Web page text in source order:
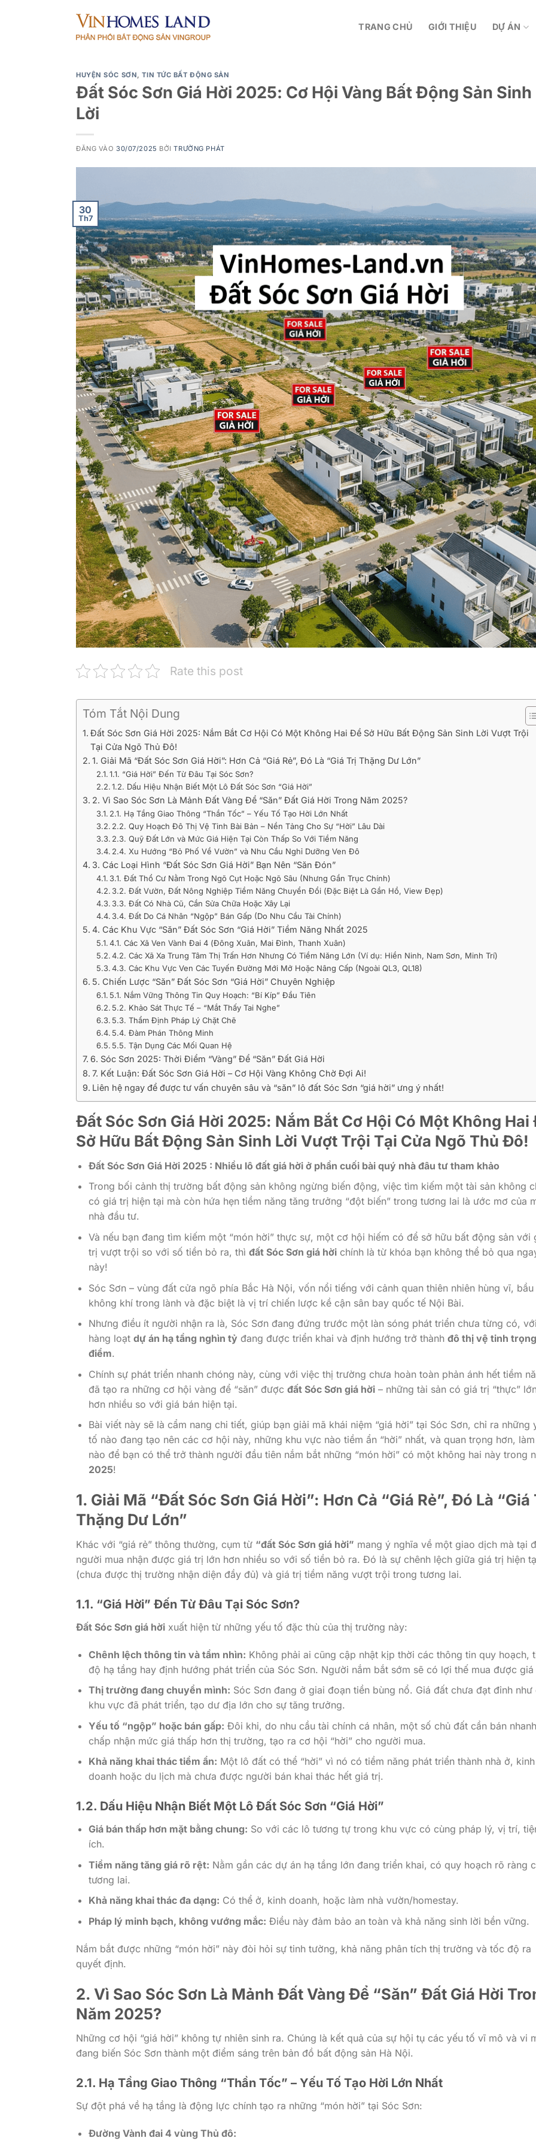
TRANG CHỦ GIỚI THIỆU DỰ ÁN
HUYỆN SÓC SƠN,TIN TỨC BẤT ĐỘNG SẢN
Đất Sóc Sơn Giá Hời 2025: Cơ Hội Vàng Bất Động Sản Sinh
Lời
ĐĂNG VÀO30/07/2025 BỞITRƯỜNG PHÁT
30
Th7
Rate this post
Tóm Tắt Nội Dung
Đất Sóc Sơn Giá Hời 2025: Nắm Bắt Cơ Hội Có Một Không Hai Để Sở Hữu Bất Động Sản Sinh Lời Vượt Trội
Tại Cửa Ngõ Thủ Đô!
1. Giải Mã “Đất Sóc Sơn Giá Hời”: Hơn Cả “Giá Rẻ”, Đó Là “Giá Trị Thặng Dư Lớn”
1.1. “Giá Hời” Đến Từ Đâu Tại Sóc Sơn?
1.2. Dấu Hiệu Nhận Biết Một Lô Đất Sóc Sơn “Giá Hời”
2. Vì Sao Sóc Sơn Là Mảnh Đất Vàng Để “Săn” Đất Giá Hời Trong Năm 2025?
2.1. Hạ Tầng Giao Thông “Thần Tốc” – Yếu Tố Tạo Hời Lớn Nhất
2.2. Quy Hoạch Đô Thị Vệ Tinh Bài Bản – Nền Tảng Cho Sự “Hời” Lâu Dài
2.3. Quỹ Đất Lớn và Mức Giá Hiện Tại Còn Thấp So Với Tiềm Năng
2.4. Xu Hướng “Bỏ Phố Về Vườn” và Nhu Cầu Nghỉ Dưỡng Ven Đô
3. Các Loại Hình “Đất Sóc Sơn Giá Hời” Bạn Nên “Săn Đón”
3.1. Đất Thổ Cư Nằm Trong Ngõ Cụt Hoặc Ngõ Sâu (Nhưng Gần Trục Chính)
3.2. Đất Vườn, Đất Nông Nghiệp Tiềm Năng Chuyển Đổi (Đặc Biệt Là Gần Hồ, View Đẹp)
3.3. Đất Có Nhà Cũ, Cần Sửa Chữa Hoặc Xây Lại
3.4. Đất Do Cá Nhân “Ngộp” Bán Gấp (Do Nhu Cầu Tài Chính)
4. Các Khu Vực “Săn” Đất Sóc Sơn “Giá Hời” Tiềm Năng Nhất 2025
4.1. Các Xã Ven Vành Đai 4 (Đông Xuân, Mai Đình, Thanh Xuân)
4.2. Các Xã Xa Trung Tâm Thị Trấn Hơn Nhưng Có Tiềm Năng Lớn (Ví dụ: Hiền Ninh, Nam Sơn, Minh Trí)
4.3. Các Khu Vực Ven Các Tuyến Đường Mới Mở Hoặc Nâng Cấp (Ngoài QL3, QL18)
5. Chiến Lược “Săn” Đất Sóc Sơn “Giá Hời” Chuyên Nghiệp
5.1. Nắm Vững Thông Tin Quy Hoạch: “Bí Kíp” Đầu Tiên
5.2. Khảo Sát Thực Tế – “Mắt Thấy Tai Nghe”
5.3. Thẩm Định Pháp Lý Chặt Chẽ
5.4. Đàm Phán Thông Minh
5.5. Tận Dụng Các Mối Quan Hệ
6. Sóc Sơn 2025: Thời Điểm “Vàng” Để “Săn” Đất Giá Hời
7. Kết Luận: Đất Sóc Sơn Giá Hời – Cơ Hội Vàng Không Chờ Đợi Ai!
Liên hệ ngay để được tư vấn chuyên sâu và “săn” lô đất Sóc Sơn “giá hời” ưng ý nhất!
Đất Sóc Sơn Giá Hời 2025: Nắm Bắt Cơ Hội Có Một Không Hai
Sở Hữu Bất Động Sản Sinh Lời Vượt Trội Tại Cửa Ngõ Thủ Đô!
Đất Sóc Sơn Giá Hời 2025 : Nhiều lô đất giá hời ở phần cuối bài quý nhà đâu tư tham khảo
Trong bối cảnh thị trường bất động sản không ngừng biến động, việc tìm kiếm một tài sản không
có giá trị hiện tại mà còn hứa hẹn tiềm năng tăng trưởng “đột biến” trong tương lai là ước mơ của
nhà đầu tư.
Và nếu bạn đang tìm kiếm một “món hời” thực sự, một cơ hội hiếm có để sở hữu bất động sản với
trị vượt trội so với số tiền bỏ ra, thì đất Sóc Sơn giá hờichính là từ khóa bạn không thể bỏ qua
này!
Sóc Sơn – vùng đất cửa ngõ phía Bắc Hà Nội, vốn nổi tiếng với cảnh quan thiên nhiên hùng vĩ, bầu
không khí trong lành và đặc biệt là vị trí chiến lược kề cận sân bay quốc tế Nội Bài.
Nhưng điều ít người nhận ra là, Sóc Sơn đang đứng trước một làn sóng phát triển chưa từng có, với
hàng loạt dự án hạ tầng nghìn tỷđang được triển khai và định hướng trở thành đô thị vệ tinh trọng
điểm.
Chính sự phát triển nhanh chóng này, cùng với việc thị trường chưa hoàn toàn phản ánh hết tiềm
đã tạo ra những cơ hội vàng để “săn” được đất Sóc Sơn giá hời– những tài sản có giá trị “thực”
hơn nhiều so với giá bán hiện tại.
Bài viết này sẽ là cẩm nang chi tiết, giúp bạn giải mã khái niệm “giá hời” tại Sóc Sơn, chỉ ra những
tố nào đang tạo nên các cơ hội này, những khu vực nào tiềm ẩn “hời” nhất, và quan trọng hơn,
nào để bạn có thể trở thành người đầu tiên nắm bắt những “món hời” có một không hai này trong
2025!
1. Giải Mã “Đất Sóc Sơn Giá Hời”: Hơn Cả “Giá Rẻ”, Đó Là “Giá
Thặng Dư Lớn”
Khác với “giá rẻ” thông thường, cụm từ “đất Sóc Sơn giá hời” mang ý nghĩa về một giao dịch mà tại
người mua nhận được giá trị lớn hơn nhiều so với số tiền bỏ ra. Đó là sự chênh lệch giữa giá trị hiện
(chưa được thị trường nhận diện đầy đủ) và giá trị tiềm năng vượt trội trong tương lai.
1.1. “Giá Hời” Đến Từ Đâu Tại Sóc Sơn?
Đất Sóc Sơn giá hời xuất hiện từ những yếu tố đặc thù của thị trường này:
Chênh lệch thông tin và tầm nhìn: Không phải ai cũng cập nhật kịp thời các thông tin quy hoạch,
độ hạ tầng hay định hướng phát triển của Sóc Sơn. Người nắm bắt sớm sẽ có lợi thế mua được giá
Thị trường đang chuyển mình: Sóc Sơn đang ở giai đoạn tiền bùng nổ. Giá đất chưa đạt đỉnh như
khu vực đã phát triển, tạo dư địa lớn cho sự tăng trưởng.
Yếu tố “ngộp” hoặc bán gấp: Đôi khi, do nhu cầu tài chính cá nhân, một số chủ đất cần bán
chấp nhận mức giá thấp hơn thị trường, tạo ra cơ hội “hời” cho người mua.
Khả năng khai thác tiềm ẩn: Một lô đất có thể “hời” vì nó có tiềm năng phát triển thành nhà ở, kinh
doanh hoặc du lịch mà chưa được người bán khai thác hết giá trị.
1.2. Dấu Hiệu Nhận Biết Một Lô Đất Sóc Sơn “Giá Hời”
Giá bán thấp hơn mặt bằng chung: So với các lô tương tự trong khu vực có cùng pháp lý, vị trí,
ích.
Tiềm năng tăng giá rõ rệt: Nằm gần các dự án hạ tầng lớn đang triển khai, có quy hoạch rõ ràng
tương lai.
Khả năng khai thác đa dạng: Có thể ở, kinh doanh, hoặc làm nhà vườn/homestay.
Pháp lý minh bạch, không vướng mắc: Điều này đảm bảo an toàn và khả năng sinh lời bền vững.
Nắm bắt được những “món hời” này đòi hỏi sự tinh tường, khả năng phân tích thị trường và tốc độ ra
quyết định.
2. Vì Sao Sóc Sơn Là Mảnh Đất Vàng Để “Săn” Đất Giá Hời
Năm 2025?
Những cơ hội “giá hời” không tự nhiên sinh ra. Chúng là kết quả của sự hội tụ các yếu tố vĩ mô và vi
đang biến Sóc Sơn thành một điểm sáng trên bản đồ bất động sản Hà Nội.
2.1. Hạ Tầng Giao Thông “Thần Tốc” – Yếu Tố Tạo Hời Lớn Nhất
Sự đột phá về hạ tầng là động lực chính tạo ra những “món hời” tại Sóc Sơn:
Đường Vành đai 4 vùng Thủ đô: